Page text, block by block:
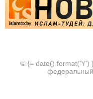
© {= date().format('Y')